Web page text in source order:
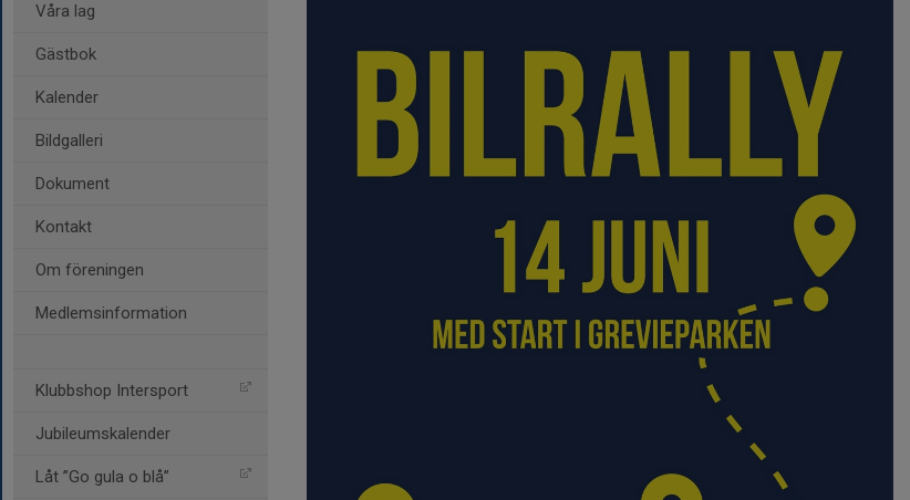
Våra lag
Gästbok
Kalender
Bildgalleri
Dokument
Kontakt
Om föreningen
Medlemsinformation
Klubbshop Intersport
Jubileumskalender
Låt ”Go gula o blå”